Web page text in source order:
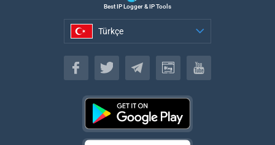
Best IP Logger & IP Tools
Türkçe
Türkçe